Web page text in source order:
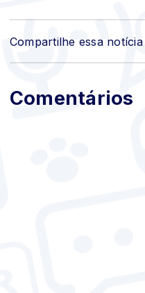
Compartilhe essa notícia
Comentários